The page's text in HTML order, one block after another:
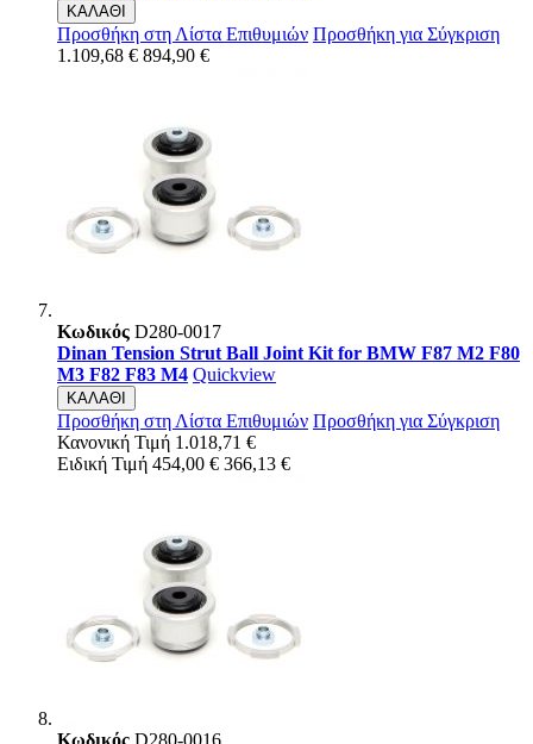
ΚΑΛΑΘΙ
Προσθήκη στη Λίστα Επιθυμιών Προσθήκη για Σύγκριση
1.109,68 € 894,90 €
Κωδικός D280-0017
Dinan Tension Strut Ball Joint Kit for BMW F87 M2 F80
M3 F82 F83 M4 Quickview
ΚΑΛΑΘΙ
Προσθήκη στη Λίστα Επιθυμιών Προσθήκη για Σύγκριση
Κανονική Τιμή 1.018,71 €
Ειδική Τιμή 454,00 € 366,13 €